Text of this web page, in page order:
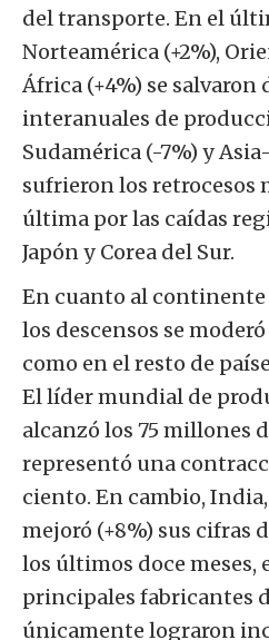
del transporte. En el
Norteamérica (+2%),
África (+4%) se salvaron
interanuales de
Sudamérica (-7%) y
sufrieron los retrocesos
última por las caídas
Japón y Corea del Sur.
En cuanto al continente
los descensos se
como en el resto de
El líder mundial de
alcanzó los 75 millones
representó una
ciento. En cambio,
mejoró (+8%) sus cifras
los últimos doce meses,
principales fabricantes
únicamente lograron